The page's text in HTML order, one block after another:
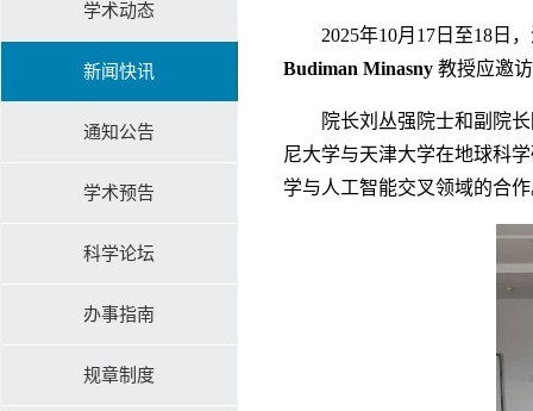
学术动态
新闻快讯
通知公告
学术预告
科学论坛
办事指南
规章制度
2025年10月17日至18日
Budiman Minasny 教授应邀
院长刘丛强院士和副院
尼大学与天津大学在地球科
学与人工智能交叉领域的合